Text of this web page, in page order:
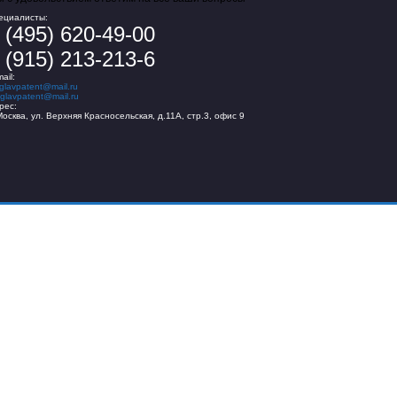
(495) 620-49-00
(915) 213-213-6
ул. Верхняя Красносельская, д.11А, стр.3, офис 9